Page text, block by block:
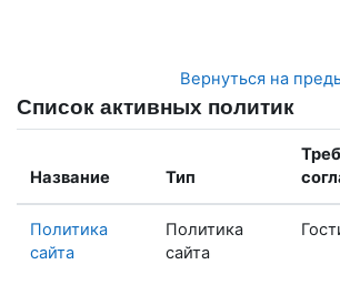
Вернуться на
Список активных политик
Название Тип
Политика
сайта
Политика
сайта